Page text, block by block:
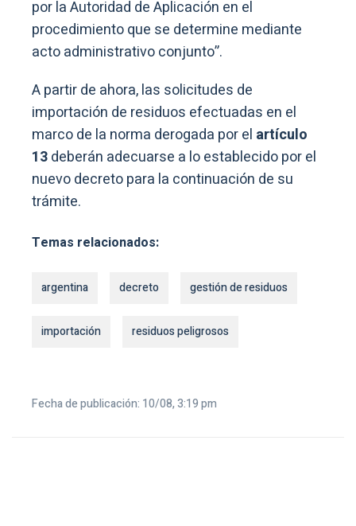
por la Autoridad de Aplicación en el
procedimiento que se determine mediante
acto administrativo conjunto”.
A partir de ahora, las solicitudes de
importación de residuos efectuadas en el
marco de la norma derogada por el artículo
13deberán adecuarse a lo establecido por el
nuevo decreto para la continuación de su
trámite.
Temas relacionados:
argentina decreto gestión de residuos
importación residuos peligrosos
Fecha de publicación: 10/08, 3:19 pm